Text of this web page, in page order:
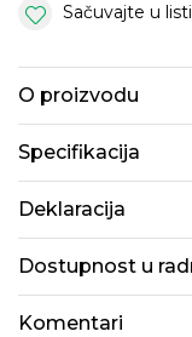
Sačuvajte u
O proizvodu
Specifikacija
Deklaracija
Dostupnost u
Komentari